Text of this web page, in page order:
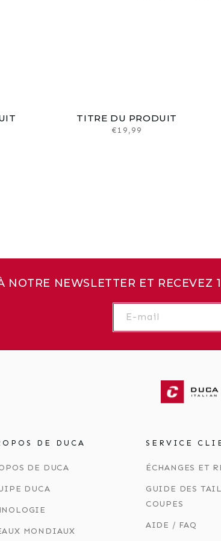
TITRE DU PRODUIT
Prix
€19,99
NOTRE NEWSLETTER ET
E-mail
DE DUCA
DE DUCA
DUCA
MONDIAUX
SERVICE
ÉCHANGES ET
GUIDE DES
COUPES
AIDE / FAQ